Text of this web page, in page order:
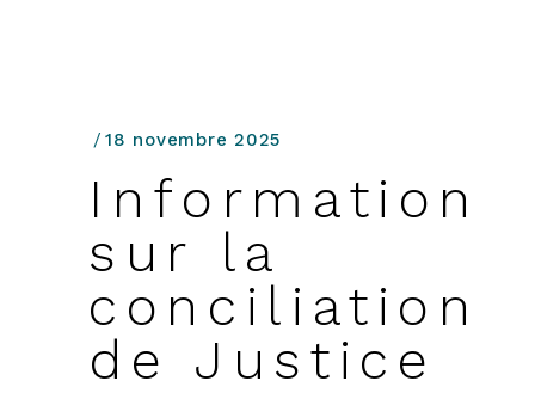
18 novembre 2025
Information
sur la
conciliation
de Justice